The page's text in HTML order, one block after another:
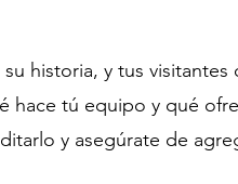
historia, y tus
hace tú equipo y qué
y asegúrate de